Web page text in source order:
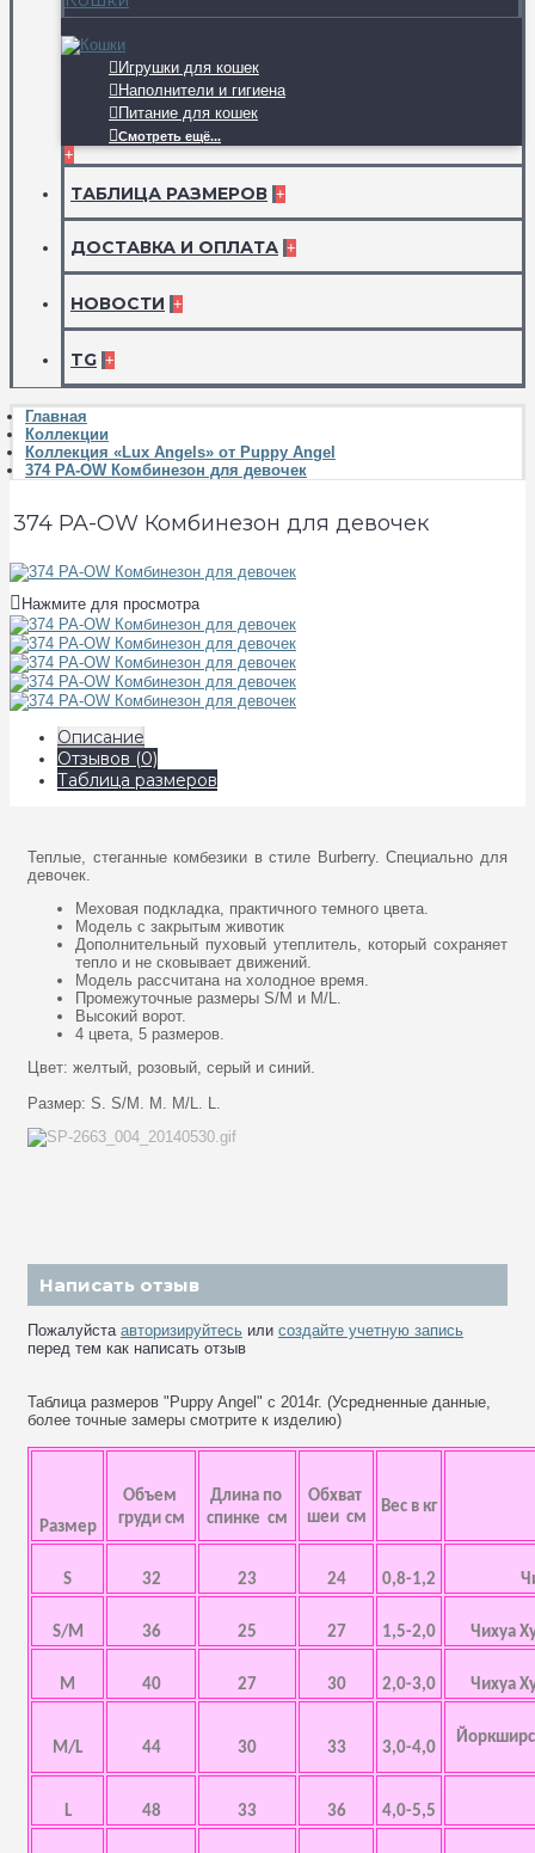
Игрушки для кошек
Наполнители и гигиена
Питание для кошек
Смотреть ещё...
+
ТАБЛИЦА РАЗМЕРОВ +
ДОСТАВКА И ОПЛАТА +
НОВОСТИ +
TG +
Главная
Коллекции
Коллекция «Lux Angels» от Puppy Angel
374 PA-OW Комбинезон для девочек
374 PA-OW Комбинезон для девочек
Нажмите для просмотра
Описание
Отзывов (0)
Таблица размеров
Теплые, стеганные комбезики в стиле Burberry. Специально для
девочек.
Меховая подкладка, практичного темного цвета.
Модель с закрытым животик
Дополнительный пуховый утеплитель, который сохраняет
тепло и не сковывает движений.
Модель рассчитана на холодное время.
Промежуточные размеры S/M и M/L.
Высокий ворот.
4 цвета, 5 размеров.
Цвет: желтый, розовый, серый и синий.
Размер: S. S/M. M. M/L. L.
Написать отзыв
Пожалуйста авторизируйтесь или создайте учетную запись
перед тем как написать отзыв
Таблица размеров "Puppy Angel" с 2014г. (Усредненные данные,
более точные замеры смотрите к изделию)
Размер
Объем
груди см
Длина по
спинке см
Обхват
шеи см
Вес в кг
S 32 23 24 0,8-1,2
S/M 36 25 27 1,5-2,0 Чихуа
M 40 27 30 2,0-3,0 Чихуа
M/L 44 30 33 3,0-4,0
L 48 33 36 4,0-5,5